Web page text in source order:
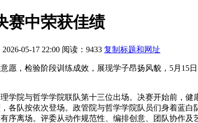
赛中荣获佳绩
05-17 22:00 阅读：9433 复制标题和网址
愿，检验阶段训练成效，展现学子昂扬风貌，5月15
学院与哲学学院联队第十三位出场。决赛开始前，
各队按依次登场。政管院与哲学学院队员们身着蓝
序离场。评委从动作规范性、编排创意、团队协作